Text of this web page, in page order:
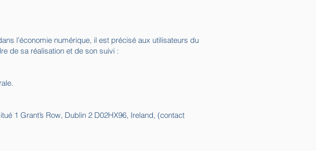
l’économie numérique, il est précisé aux utilisateurs du
de sa réalisation et de son suivi :
1 Grant’s Row, Dublin 2 D02HX96, Ireland, (contact